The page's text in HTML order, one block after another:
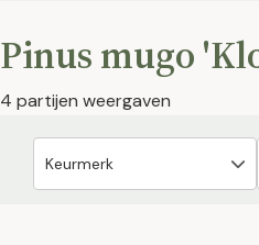
Pinus mugo
4 partijen weergaven